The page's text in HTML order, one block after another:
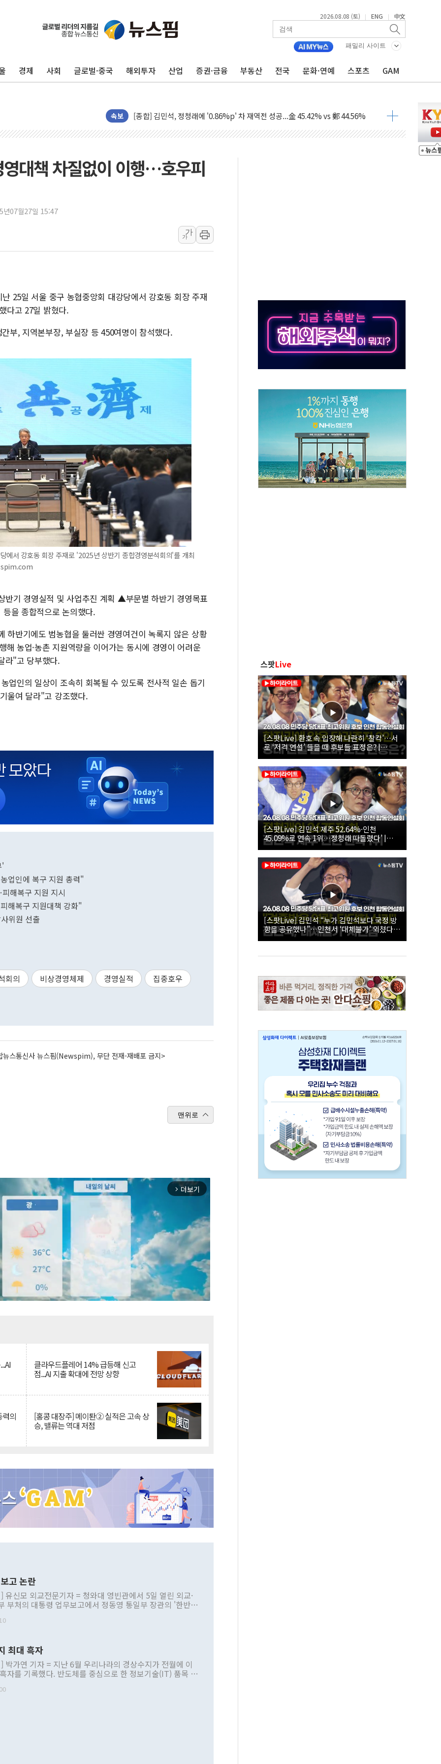
2026.08.08 (토) | ENG | 中文
패밀리 사이트
경제 사회 글로벌·중국 해외투자 산업 증권·금융 부동산 전국 문화·연예 스포츠 GAM
속보
포항시 재난예산 40억 긴급 투입…고수온 양식장 복구·지원 '총력'
인천 합동연설회 나선 송영길·정청래·김민석 당대표 후보
김민석, 2주차 제주·인천 경선서 정청래에 승리...47.75% vs 42.08%
[속보] 민주, 제주·인천 경선 결과 발표...김민석 47.75% 정청래 42.08%
[속보] 민주, 인천 경선 결과 발표...김민석 45.09% 정청래 43.27% 송영길 11.63%
美, 이란전 출구전략 만지작…공습 한계·탄약 부족 현실화
강릉·동해·삼척 시간당 최대 50㎜ 폭우…강원 동해안 강한 비 이어져
폐기물 수거하다 참변…60대 환경미화원 수거차에 치여 사망
여수 오동도 인근 해상서 모터보트 전복…1명 사망·1명 실종
추미애, '위안부' 피해자 기림의 날 참석..."국제적 시민 연대로 목소리 내야"
인천 선재도 갯벌서 해루질 중 실종 60대 나흘만에 숨진 채 발견
인천서 말다툼 중 어머니 흉기 살해 10대 아들 체포
'화합' 꺼낸 김민석에 '뻔뻔' 받아친 정청래…제주 연설서 신경전 고조
대책 차질없이 이행…호우피
년07월27일 15:47
가
가
25일 서울 중구 농협중앙회 대강당에서 강호동 회장 주재
다고 27일 밝혔다.
부, 지역본부장, 부실장 등 450여명이 참석했다.
에서 강호동 회장 주재로 '2025년 상반기 종합경영분석회의'를 개최
기 경영실적 및 사업추진 계획 ▲부문별 하반기 경영목표
을 종합적으로 논의했다.
하반기에도 범농협을 둘러싼 경영여건이 녹록지 않은 상황
농업·농촌 지원역량을 이어가는 동시에 경영이 어려운
라"고 당부했다.
업인의 일상이 조속히 회복될 수 있도록 전사적 일손 돕기
울여 달라"고 강조했다.
'
업인에 복구 지원 총력"
해복구 지원 지시
해복구 지원대책 강화"
위원 선출
회의 비상경영체제 경영실적 집중호우
뉴스통신사 뉴스핌(Newspim), 무단 전재-재배포 금지>
맨위로
arrow_forward_ios 더보기
클라우드플레어 14% 급등해 신고
점...AI 지출 확대에 전망 상향
의 [홍콩 대장주] 메이퇀② 실적은 고속 상
승, 밸류는 역대 저점
고 논란
유신모 외교전문기자 = 청와대 영빈관에서 5일 열린 외교·
부처의 대통령 업무보고에서 정동영 통일부 장관의 '한반도
부 내 조율을 거치지 않은 사안을 정책으로 추진하겠다고 공
근거한 비현실적 구상'이라는 비판을 내놨다. 그동안 정 장
관련 발언이 물의를 빚은 적은 여러 번 있지만 대통령과 유
공개적으로 부정적 입장을 표명한 것은 이례적이다. 정 장
북 접근법과 월권을 제어해야 한다는 목소리도 높아지고 있
최대 흑자
박가연 기자 = 지난 6월 우리나라의 경상수지가 전월에 이
자를 기록했다. 반도체를 중심으로 한 정보기술(IT) 품목 수
르
스팟Live
[스팟Live] 환호 속 입장해 나란히 ‘찰칵’…서
로 ‘저격 연설’ 들을 때 후보들 표정은? |
26.08.08 더불어민주당 당대표·최고위원 후
보 인천 합동연설회
[스팟Live] 김민석 제주 52.64%·인천
45.09%로 연속 1위…정청래 따돌렸다’ |
26.08.08 더불어민주당 당대표·최고위원 후
보 인천 합동연설회
[스팟Live] 김민석 “누가 김민석보다 국정 방
향을 공유했나”…인천서 ‘대체불가’ 외쳤다 |
26.08.08 더불어민주당 당대표·최고위원 후